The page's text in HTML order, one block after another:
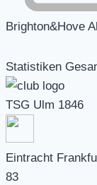
Brighton&Hove
Statistiken
TSG Ulm 1846
Eintracht
83